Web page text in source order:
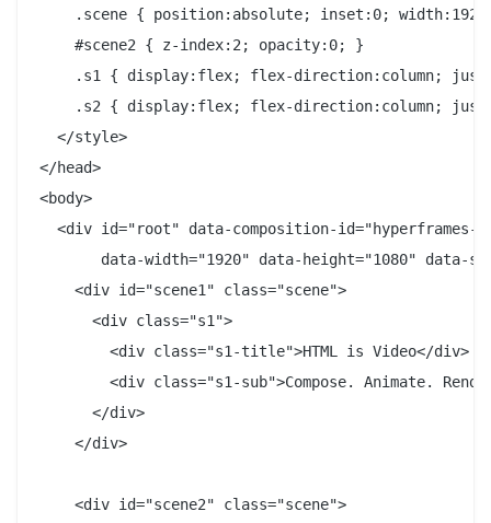
.scene { position:absolute; inset:0;
    #scene2 { z-index:2; opacity:0; }
.s1 { display:flex; flex-direction:column;
.s2 { display:flex; flex-direction:column;
  </style>
</head>
<body>
<div id="root" data-composition-id="hyperframes-
data-width="1920" data-height="1080" data-
    <div id="scene1" class="scene">
      <div class="s1">
        <div class="s1-title">HTML is Video</div>
<div class="s1-sub">Compose. Animate.
      </div>
    </div>
    <div id="scene2" class="scene">